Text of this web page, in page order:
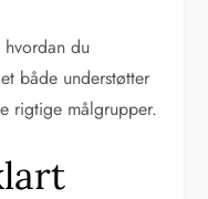
du
både understøtter
rigtige målgrupper.